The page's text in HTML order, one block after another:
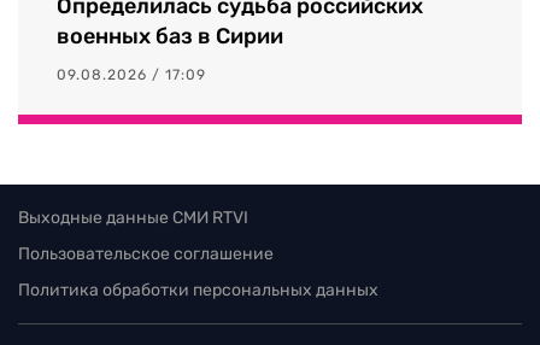
Определилась судьба российских
военных баз в Сирии
09.08.2026 / 17:09
Выходные данные СМИ RTVI
Пользовательское соглашение
Политика обработки персональных данных